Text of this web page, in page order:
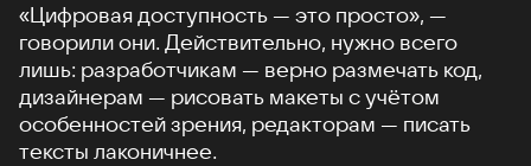
«Цифровая доступность — это просто», —
говорили они. Действительно, нужно всего
лишь: разработчикам — верно размечать код,
дизайнерам — рисовать макеты с учётом
особенностей зрения, редакторам — писать
тексты лаконичнее.